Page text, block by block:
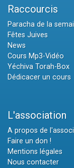
Raccourcis
Paracha de la
Fêtes Juives
News
Cours Mp3-Vidéo
Yéchiva Torah-Box
Dédicacer un cours
L'association
A propos de
Faire un don !
Mentions légales
Nous contacter